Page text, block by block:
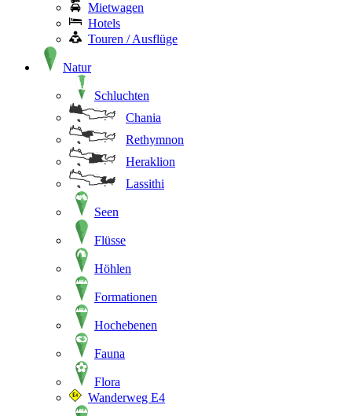
Mietwagen
Hotels
Touren / Ausflüge
Natur
Schluchten
Chania
Rethymnon
Heraklion
Lassithi
Seen
Flüsse
Höhlen
Formationen
Hochebenen
Fauna
Flora
Wanderweg E4